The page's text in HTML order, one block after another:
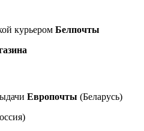
курьером Белпочты
Европочты (Беларусь)